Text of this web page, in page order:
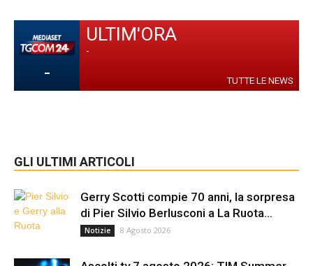
-
ULTIM'ORA
-
TUTTE LE NEWS
GLI ULTIMI ARTICOLI
Gerry Scotti compie 70 anni, la sorpresa
di Pier Silvio Berlusconi a La Ruota...
Notizie 8 Agosto 2026